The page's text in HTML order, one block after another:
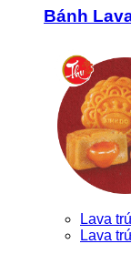
Bánh
Lava
Lava